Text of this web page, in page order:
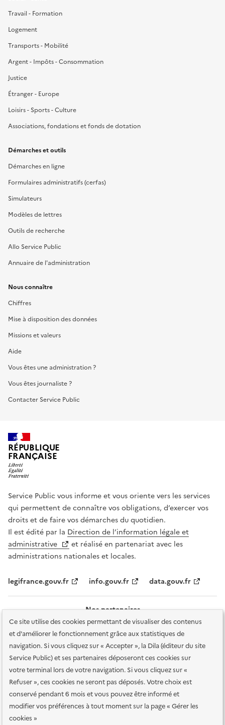
Ce site utilise des cookies permettant de visualiser des contenus
et d'améliorer le fonctionnement grâce aux statistiques de
navigation. Si vous cliquez sur « Accepter », la Dila (éditeur du site
Service Public) et ses partenaires déposeront ces cookies sur
votre terminal lors de votre navigation. Si vous cliquez sur «
Refuser », ces cookies ne seront pas déposés. Votre choix est
conservé pendant 6 mois et vous pouvez être informé et
modifier vos préférences à tout moment sur la page « Gérer les
cookies »
Travail - Formation
Logement
Transports - Mobilité
Argent - Impôts - Consommation
Justice
Étranger - Europe
Loisirs - Sports - Culture
Associations, fondations et fonds de dotation
Démarches et outils
Démarches en ligne
Formulaires administratifs (cerfas)
Simulateurs
Modèles de lettres
Outils de recherche
Allo Service Public
Annuaire de l'administration
Nous connaître
Chiffres
Mise à disposition des données
Missions et valeurs
Aide
Vous êtes une administration ?
Vous êtes journaliste ?
Contacter Service Public
RÉPUBLIQUE
FRANÇAISE
Service Public vous informe et vous oriente vers les services
qui permettent de connaître vos obligations, d’exercer vos
droits et de faire vos démarches du quotidien.
Il est édité par la Direction de l’information légale et
administrative
et réalisé en partenariat avec les
administrations nationales et locales.
legifrance.gouv.fr info.gouv.fr data.gouv.fr
Nos partenaires
Plan du site Accessibilité : totalement conforme
Accessibilité des
services en ligne Mentions légales Données personnelles et sécurité
Conditions générales d'utilisation Gestion des cookies